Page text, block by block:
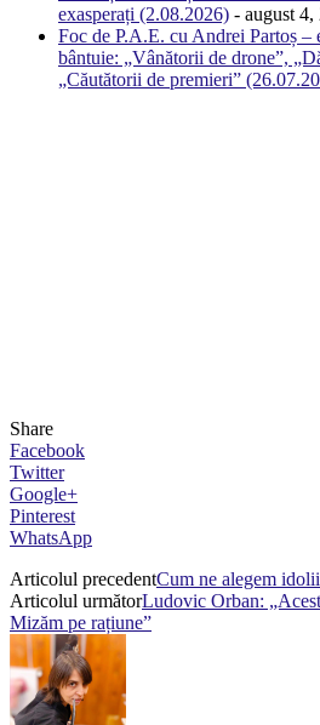
exasperați (2.08.2026) - august 4,
Foc de P.A.E. cu Andrei Partoș –
bântuie: „Vânătorii de drone”,
„Căutătorii de premieri”
Share
Facebook
Twitter
Google+
Pinterest
WhatsApp
Articolul precedentCum ne alegem
Articolul următorLudovic Orban:
Mizăm pe rațiune”